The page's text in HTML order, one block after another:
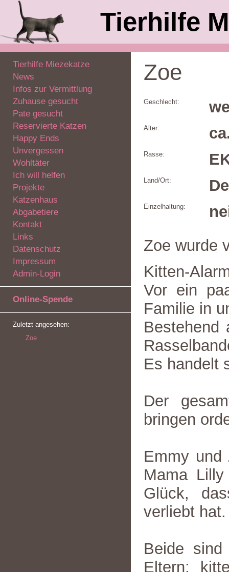
Tierhilfe
Tierhilfe Miezekatze
News
Infos zur Vermittlung
Zuhause gesucht
Pate gesucht
Reservierte Katzen
Happy Ends
Unvergessen
Wohltäter
Ich will helfen
Projekte
Katzenhaus
Abgabetiere
Kontakt
Links
Datenschutz
Impressum
Admin-Login
Online-Spende
Zuletzt angesehen:
Zoe
Zoe
Geschlecht:
Alter:
Rasse:
Land/Ort:
Einzelhaltung:
Zoe wurde
Kitten-
Vor ein
Familie in
Bestehend
Es handelt
Der
bringen
Emmy und
Mama
Glück,
verliebt hat.
Beide
Eltern;